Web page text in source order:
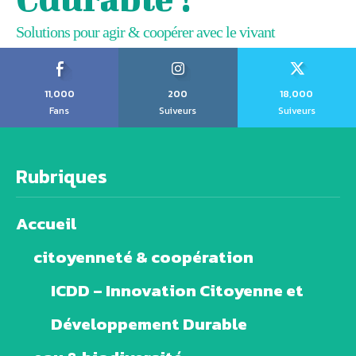
Solutions pour agir & coopérer avec le vivant
11,000
Fans
200
Suiveurs
18,000
Suiveurs
Rubriques
Accueil
citoyenneté & coopération
ICDD – Innovation Citoyenne et
Développement Durable